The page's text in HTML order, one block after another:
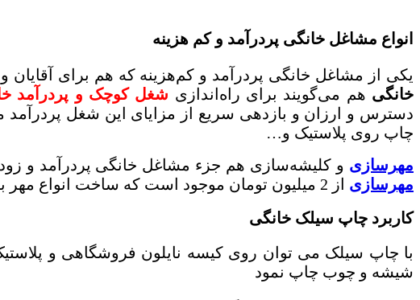
انواع مشاغل خانگی پردرآمد و کم هزینه
یکی از مشاغل خانگی پردرآمد و کم‌هزینه که هم برای
خانگی هم می‌گویند برای راه‌اندازی شغل کوچک و پردرآمد
دسترس و ارزان و بازدهی سریع از مزایای این شغل
چاپ روی پلاستیک و…
مهرسازی و کلیشه‌سازی هم جزء مشاغل خانگی پردرآمد و
مهرسازی از 2 میلیون تومان موجود است که ساخت انواع مهر با کیفیت را انجام می‌دهد.
کاربرد چاپ سیلک خانگی
با چاپ سیلک می توان روی کیسه نایلون فروشگاهی و
شیشه و چوب چاپ نمود